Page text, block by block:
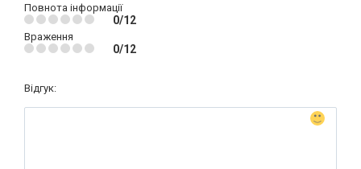
Повнота інформації
0/12
Враження
0/12
Відгук: